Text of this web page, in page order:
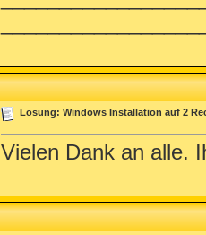
Lösung: Windows Installation auf 2
Vielen Dank an alle.